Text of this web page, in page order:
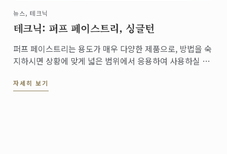
뉴스, 테크닉
테크닉: 퍼프 페이스트리, 싱글턴
퍼프 페이스트리는 용도가 매우 다양한 제품으로, 방법을 숙
지하시면 상황에 맞게 넓은 범위에서 응용하여 사용하실 수
에를 만드는 법을 보여드립니다. 빨미에의 캐러멜화 된 바삭
자세히 보기